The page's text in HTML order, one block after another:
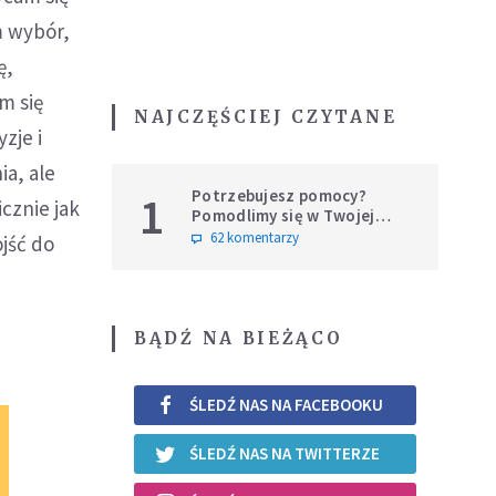
wybór,
się
i
ale
jak
do
NAJCZĘŚCIEJ CZYTANE
1
Potrzebujesz pomocy?
Pomodlimy się w Twojej
intencji
62 komentarzy
BĄDŹ NA BIEŻĄCO
ŚLEDŹ NAS NA FACEBOOKU
ŚLEDŹ NAS NA TWITTERZE